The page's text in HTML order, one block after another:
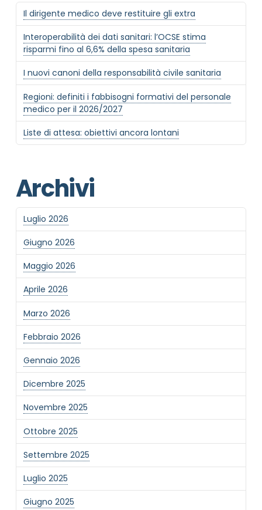
Il dirigente medico deve restituire gli extra
Interoperabilità dei dati sanitari: l’OCSE stima
risparmi fino al 6,6% della spesa sanitaria
I nuovi canoni della responsabilità civile sanitaria
Regioni: definiti i fabbisogni formativi del personale
medico per il 2026/2027
Liste di attesa: obiettivi ancora lontani
Archivi
Luglio 2026
Giugno 2026
Maggio 2026
Aprile 2026
Marzo 2026
Febbraio 2026
Gennaio 2026
Dicembre 2025
Novembre 2025
Ottobre 2025
Settembre 2025
Luglio 2025
Giugno 2025